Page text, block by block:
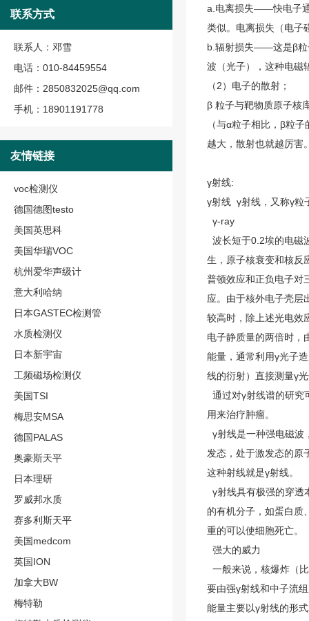
联系方式
联系人：邓雪
电话：010-84459554
邮件：2850832025@qq.com
手机：18901191778
友情链接
voc检测仪
德国德图testo
美国英思科
美国华瑞VOC
杭州爱华声级计
意大利哈纳
日本GASTEC检测管
水质检测仪
日本新宇宙
工频磁场检测仪
美国TSI
梅思安MSA
德国PALAS
奥豪斯天平
日本理研
罗威邦水质
赛多利斯天平
美国medcom
英国ION
加拿大BW
梅特勒
a.电离损失——快电子通
类似。电离损失（电子
b.辐射损失——这是β粒
波（光子），这种电磁
（2）电子的散射；
β 粒子与靶物质原子核
（与α粒子相比，β粒
越大，散射也就越厉害
γ射线:
γ射线 γ射线 ，又称γ粒
γ-ray
波长短于0.2埃的电磁
生，原子核衰变和核反
普顿效应和正负电子对
应。由于核外电子壳层
较高时，除上述光电效
电子静质量的两倍时，
能量，通常利用γ光子
线的衍射）直接测量γ
通过对γ射线谱的研究
用来治疗肿瘤。
γ射线是一种强电磁波
发态，处于激发态的原
这种射线就是γ射线。
γ射线具有极强的穿透
的有机分子，如蛋白质
重的可以使细胞死亡。
强大的威力
一般来说，核爆炸（
要由强γ射线和中子流
能量主要以γ射线的形